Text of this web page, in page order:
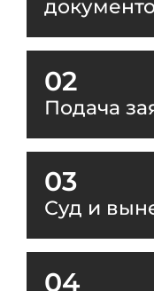
02
Подача
03
Суд и
04